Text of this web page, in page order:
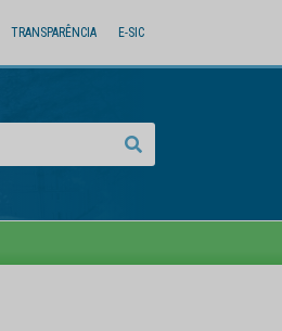
TRANSPARÊNCIA E-SIC